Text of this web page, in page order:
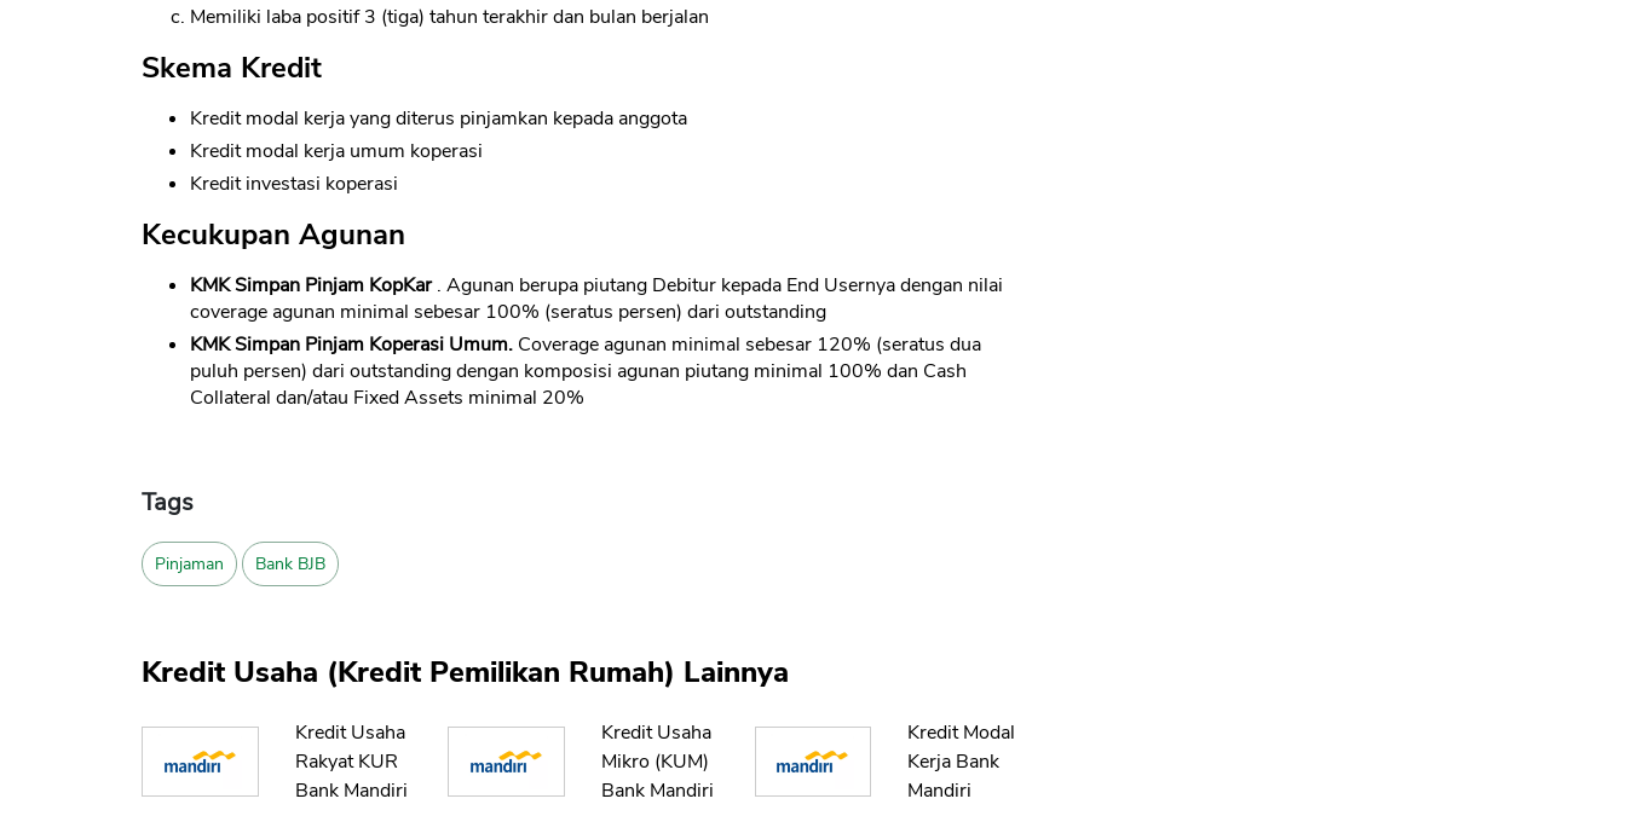
Memiliki laba positif 3 (tiga) tahun terakhir dan bulan berjalan
Skema Kredit
Kredit modal kerja yang diterus pinjamkan kepada anggota
Kredit modal kerja umum koperasi
Kredit investasi koperasi
Kecukupan Agunan
KMK Simpan Pinjam KopKar. Agunan berupa piutang Debitur kepada End Usernya dengan nilai
coverage agunan minimal sebesar 100% (seratus persen) dari outstanding
KMK Simpan Pinjam Koperasi Umum. Coverage agunan minimal sebesar 120% (seratus dua
puluh persen) dari outstanding dengan komposisi agunan piutang minimal 100% dan Cash
Collateral dan/atau Fixed Assets minimal 20%
Tags
Pinjaman Bank BJB
Kredit Usaha (Kredit Pemilikan Rumah) Lainnya
Kredit Usaha
Rakyat KUR
Bank Mandiri
Kredit Usaha
Mikro (KUM)
Bank Mandiri
Kredit Modal
Kerja Bank
Mandiri